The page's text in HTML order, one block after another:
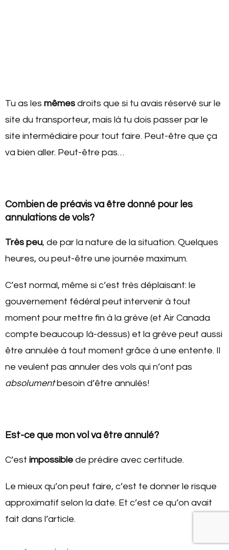
Tu as les mêmes droits que si tu avais réservé sur le
site du transporteur, mais là tu dois passer par le
site intermédiaire pour tout faire. Peut-être que ça
va bien aller. Peut-être pas…
Combien de préavis va être donné pour les
annulations de vols?
Très peu, de par la nature de la situation. Quelques
heures, ou peut-être une journée maximum.
C’est normal, même si c’est très déplaisant: le
gouvernement fédéral peut intervenir à tout
moment pour mettre fin à la grève (et Air Canada
compte beaucoup là-dessus) et la grève peut aussi
être annulée à tout moment grâce à une entente. Il
ne veulent pas annuler des vols qui n’ont pas
absolumentbesoin d’être annulés!
Est-ce que mon vol va être annulé?
C’est impossible de prédire avec certitude.
Le mieux qu’on peut faire, c’est te donner le risque
approximatif selon la date. Et c’est ce qu’on avait
fait dans l’article.